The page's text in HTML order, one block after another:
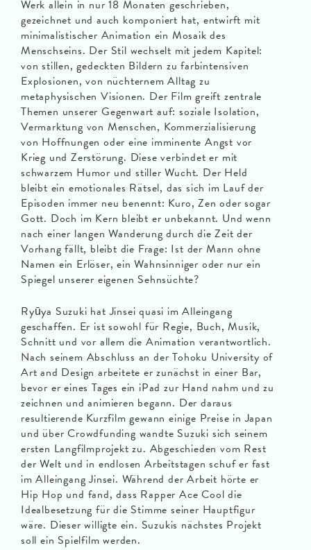
Werk allein in nur 18 Monaten geschrieben,
gezeichnet und auch komponiert hat, entwirft mit
minimalistischer Animation ein Mosaik des
Menschseins. Der Stil wechselt mit jedem Kapitel:
von stillen, gedeckten Bildern zu farbintensiven
Explosionen, von nüchternem Alltag zu
metaphysischen Visionen. Der Film greift zentrale
Themen unserer Gegenwart auf: soziale Isolation,
Vermarktung von Menschen, Kommerzialisierung
von Hoffnungen oder eine imminente Angst vor
Krieg und Zerstörung. Diese verbindet er mit
schwarzem Humor und stiller Wucht. Der Held
bleibt ein emotionales Rätsel, das sich im Lauf der
Episoden immer neu benennt: Kuro, Zen oder sogar
Gott. Doch im Kern bleibt er unbekannt. Und wenn
nach einer langen Wanderung durch die Zeit der
Vorhang fällt, bleibt die Frage: Ist der Mann ohne
Namen ein Erlöser, ein Wahnsinniger oder nur ein
Spiegel unserer eigenen Sehnsüchte?
Ryūya Suzuki hat Jinsei quasi im Alleingang
geschaffen. Er ist sowohl für Regie, Buch, Musik,
Schnitt und vor allem die Animation verantwortlich.
Nach seinem Abschluss an der Tohoku University of
Art and Design arbeitete er zunächst in einer Bar,
bevor er eines Tages ein iPad zur Hand nahm und zu
zeichnen und animieren begann. Der daraus
resultierende Kurzfilm gewann einige Preise in Japan
und über Crowdfunding wandte Suzuki sich seinem
ersten Langfilmprojekt zu. Abgeschieden vom Rest
der Welt und in endlosen Arbeitstagen schuf er fast
im Alleingang Jinsei. Während der Arbeit hörte er
Hip Hop und fand, dass Rapper Ace Cool die
Idealbesetzung für die Stimme seiner Hauptfigur
wäre. Dieser willigte ein. Suzukis nächstes Projekt
soll ein Spielfilm werden.